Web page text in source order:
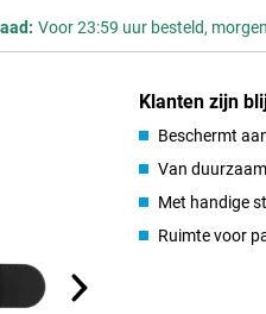
Voor 23:59 uur besteld,
Klanten zijn
Beschermt
Van
Met handige
Ruimte voor